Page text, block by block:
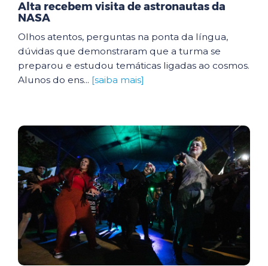
Alta recebem visita de astronautas da
NASA
Olhos atentos, perguntas na ponta da língua,
dúvidas que demonstraram que a turma se
preparou e estudou temáticas ligadas ao cosmos.
Alunos do ens... [saiba mais]